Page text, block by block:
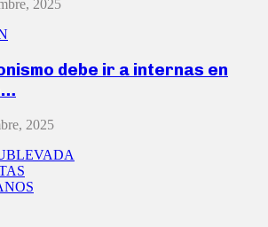
2025
debe ir a internas en
2025